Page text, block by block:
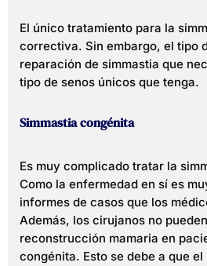
El único tratamiento para la
correctiva. Sin embargo, el tipo
reparación de simmastia que
tipo de senos únicos que tenga.
Simmastia congénita
Es muy complicado tratar la
Como la enfermedad en sí es
informes de casos que los
Además, los cirujanos no
reconstrucción mamaria en
congénita. Esto se debe a que